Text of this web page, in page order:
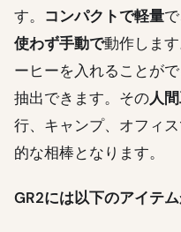
す。 コンパクトで軽量で
使わず手動で動作しま
ーヒーを入れることが
抽出できます。その人
行、キャンプ、オフィ
的な相棒となります。
GR2には以下のアイテ